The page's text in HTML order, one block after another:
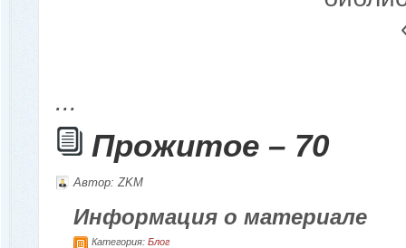
...
Прожитое – 70
Автор:ZKM
Информация о материале
Категория: Блог